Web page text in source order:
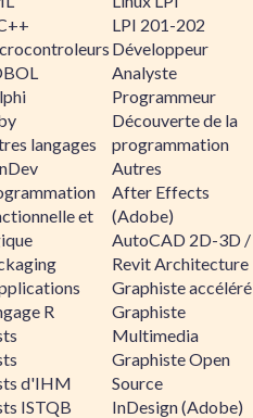
langages
et
R
d'IHM
ISTQB
LPI 201-202
Développeur
Analyste
Programmeur
Découverte de la
programmation
Autres
After Effects
(Adobe)
AutoCAD 2D-3D /
Revit Architecture
Graphiste accéléré
Graphiste
Multimedia
Graphiste Open
Source
InDesign (Adobe)